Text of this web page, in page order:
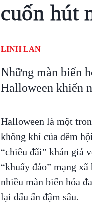
cuốn hút
LINH LAN
Những màn biến
Halloween khiến
Halloween là một
không khí của đêm
“chiêu đãi” khán giả
“khuấy đảo” mạng
nhiều màn biến hóa
lại dấu ấn đậm sâu.